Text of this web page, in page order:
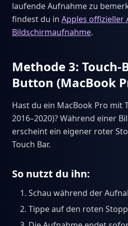
laufende Aufnahme zu
findest du in Apples offizieller
Bildschirmaufnahme.
Methode 3: Touch-
Button (MacBook
Hast du ein MacBook Pro mit
2016–2020)? Während einer
erscheint ein eigener roter
Touch Bar.
So nutzt du ihn:
Schau während der
Tippe auf den roten